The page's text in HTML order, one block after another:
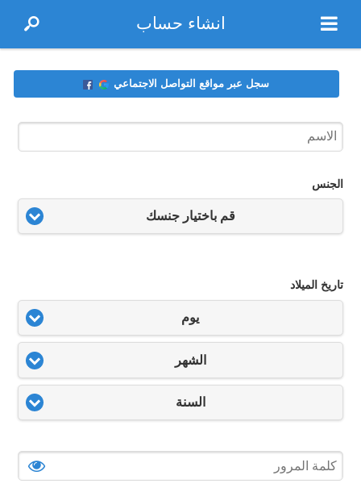
انشاء حساب
سجل عبر مواقع التواصل الاجتماعي
الجنس
قم باختيار جنسك
تاريخ الميلاد
يوم
الشهر
السنة